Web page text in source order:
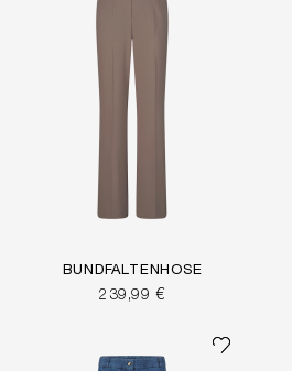
BUNDFALTENHOSE
239,99 €